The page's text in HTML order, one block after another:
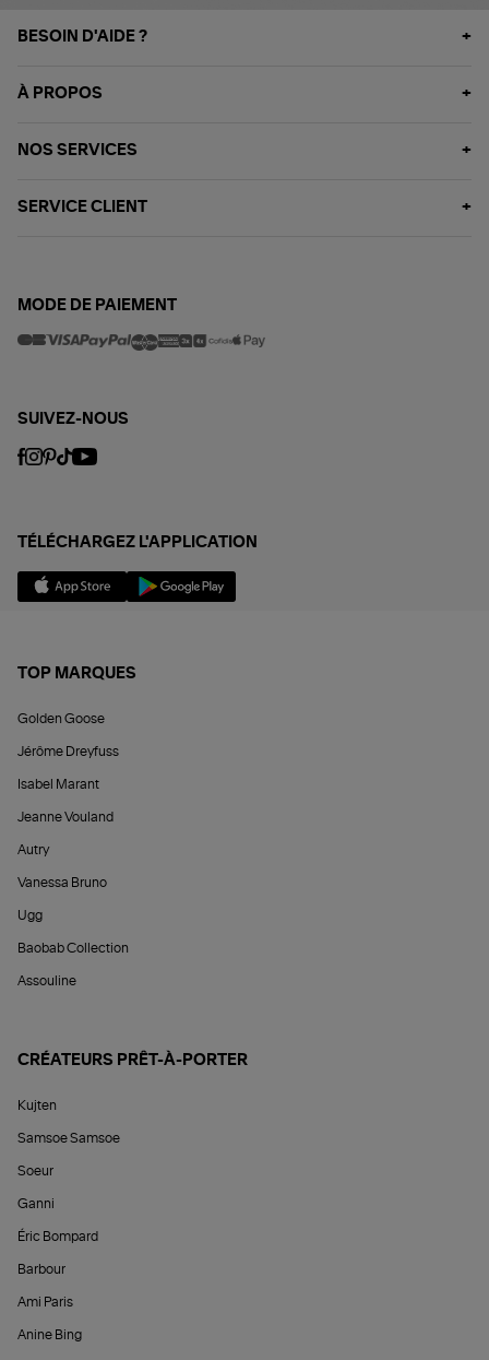
BESOIN D'AIDE ?
À PROPOS
NOS SERVICES
SERVICE CLIENT
MODE DE PAIEMENT
SUIVEZ-NOUS
TÉLÉCHARGEZ L'APPLICATION
TOP MARQUES
Golden Goose
Jérôme Dreyfuss
Isabel Marant
Jeanne Vouland
Autry
Vanessa Bruno
Ugg
Baobab Collection
Assouline
CRÉATEURS PRÊT-À-PORTER
Kujten
Samsoe Samsoe
Soeur
Ganni
Éric Bompard
Barbour
Ami Paris
Anine Bing